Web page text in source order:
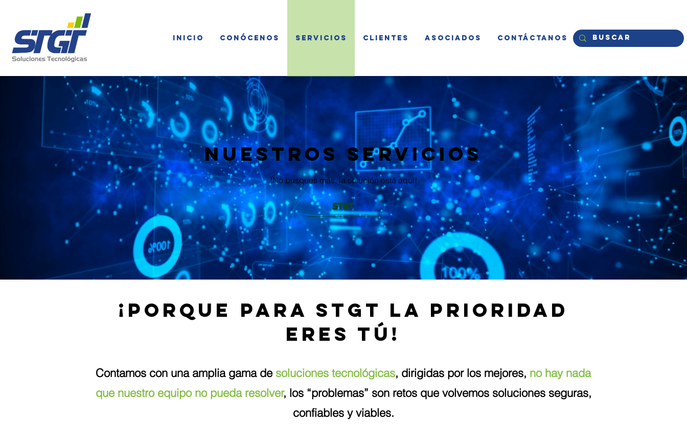
Inicio Conócenos Servicios Clientes Asociados Contáctanos
Nuestros Servicios
!No busques más, la solución está aquí!
STGT
¡Porque para STGT la prioridad
eres tú!
Contamos con una amplia gama de soluciones tecnológicas, dirigidas por los mejores, no hay nada
que nuestro equipo no pueda resolver, los “problemas” son retos que volvemos soluciones seguras,
confiables y viables.